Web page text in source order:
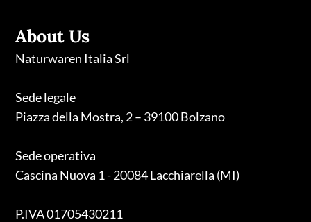
About Us
Naturwaren Italia Srl
Sede legale
Piazza della Mostra, 2 – 39100 Bolzano
Sede operativa
Cascina Nuova 1 - 20084 Lacchiarella (MI)
P.IVA 01705430211